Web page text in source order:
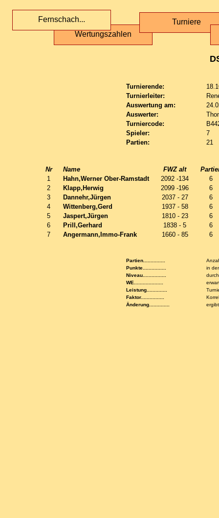
Wertungszahlen
Fernschach... Turniere
Turnierende:
Turnierleiter:
Auswertung am:
Auswerter:
Turniercode:
Spieler:
7
Partien:
21
Nr Name FWZ alt
1
Hahn,Werner Ober-Ramstadt 2092 -134
6
2
Klapp,Herwig 2099 -196
6
3
Dannehr,Jürgen 2037 - 27
6
4
Wittenberg,Gerd 1937 - 58
6
5
Jaspert,Jürgen 1810 - 23
6
6
Prill,Gerhard 1838 - 5
6
7
Angermann,Immo-Frank 1660 - 85 6
Partien...............
Punkte................
in
Niveau................
WE....................
Leistung..............
Faktor................
Änderung..............